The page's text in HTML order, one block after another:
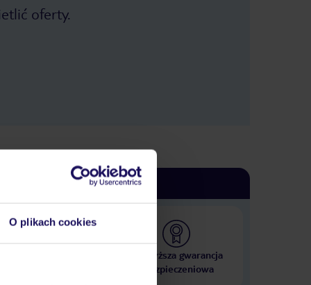
O plikach cookies
oferty.
Najwyższa gwarancja
ubezpieczeniowa